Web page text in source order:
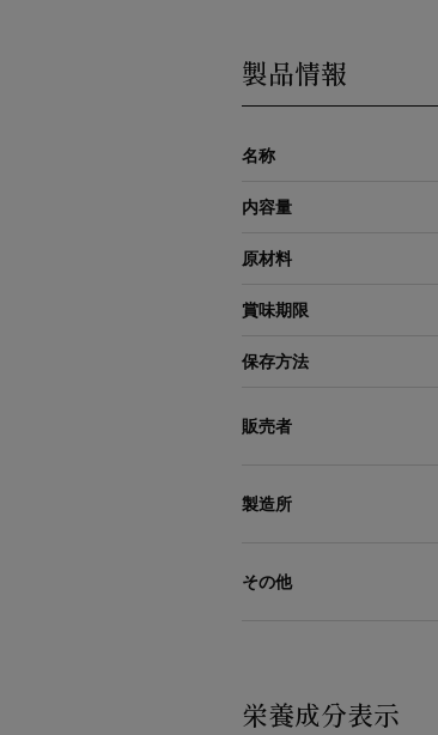
製品情報
名称
内容量
原材料
賞味期限
保存方法
販売者
製造所
その他
栄養成分表示